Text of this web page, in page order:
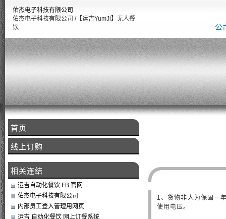
佑杰电子科技有限公司
佑杰电子科技有限公司 /【运吉YumJi】无人餐
饮
公
1、货物非人为保固一
使用电压。
首页
线上订购
相关连结
运吉自动化餐饮 FB 官网
佑杰电子科技有限公司
内部员工登入管理用网页
运吉 自动化餐饮 网上订餐系统